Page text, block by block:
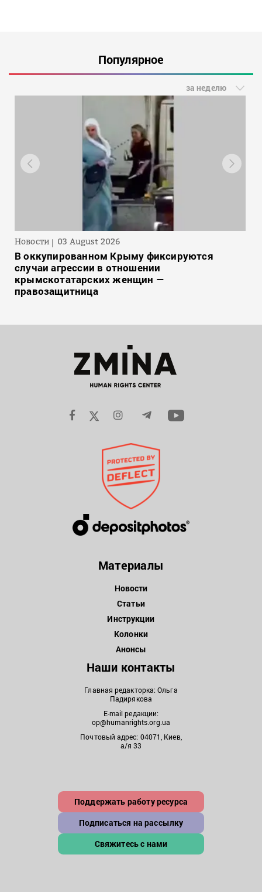
Популярное
за неделю
Новости 03 August 2026
В оккупированном Крыму фиксируются
случаи агрессии в отношении
крымскотатарских женщин —
правозащитница
Материалы
Новости
Статьи
Инструкции
Колонки
Анонсы
Наши контакты
Главная редакторка: Ольга
Падирякова
E-mail редакции:
op@humanrights.org.ua
Почтовый адрес: 04071, Киев,
а/я 33
Поддержать работу ресурса
Подписаться на рассылку
Свяжитесь с нами